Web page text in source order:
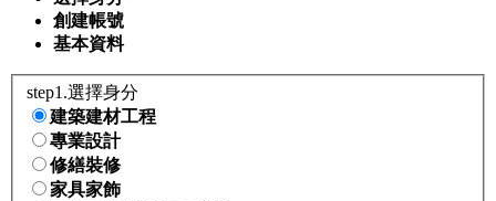
創建帳號
基本資料
step1.選擇身分
建築建材工程
專業設計
修繕裝修
家具家飾